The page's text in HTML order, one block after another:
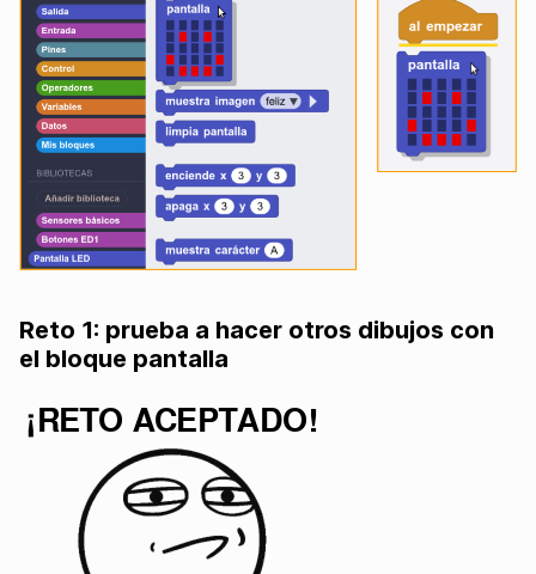
Reto 1: prueba a hacer otros dibujos con
el bloque pantalla